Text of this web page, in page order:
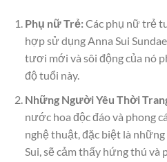
Phụ nữ Trẻ:Các phụ nữ trẻ
hợp sử dụng Anna Sui
tươi mới và sôi động của nó
độ tuổi này.
Những Người Yêu Thời
nước hoa độc đáo và phong
nghệ thuật, đặc biệt là
Sui, sẽ cảm thấy hứng thú và